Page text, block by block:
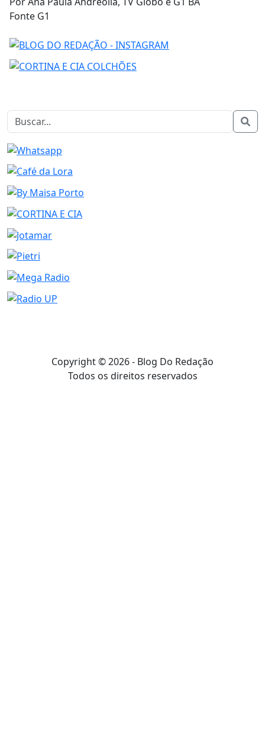
Fonte G1
Copyright © 2026 - Blog Do Redação
Todos os direitos reservados